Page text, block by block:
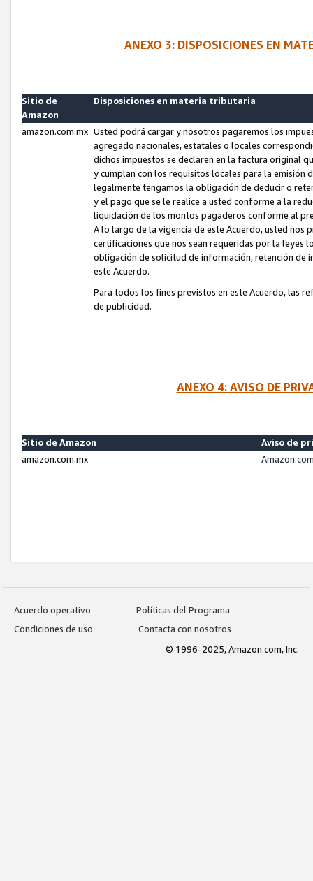
ANEXO 3: DISPOSICIONES EN
Sitio de
Amazon
Disposiciones en materia tributaria
amazon.com.mx Usted podrá cargar y nosotros pagaremos los
agregado nacionales, estatales o locales
dichos impuestos se declaren en la factura original
y cumplan con los requisitos locales para la emisión
legalmente tengamos la obligación de deducir o
y el pago que se le realice a usted conforme a la
liquidación de los montos pagaderos conforme al
A lo largo de la vigencia de este Acuerdo, usted
certificaciones que nos sean requeridas por la leyes
obligación de solicitud de información, retención de
este Acuerdo.
Para todos los fines previstos en este Acuerdo, las
de publicidad.
ANEXO 4: AVISO DE
Sitio de Amazon
Aviso de
amazon.com.mx
Acuerdo operativo
Políticas del Programa
Condiciones de uso
Contacta con nosotros
© 1996-2025, Amazon.com, Inc.